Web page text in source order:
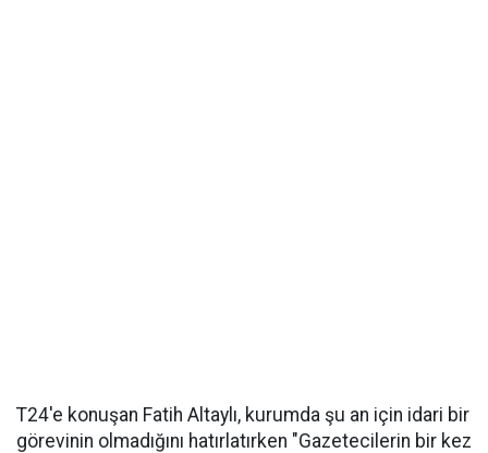
T24'e konuşan Fatih Altaylı, kurumda şu an için idari bir
görevinin olmadığını hatırlatırken "Gazetecilerin bir kez